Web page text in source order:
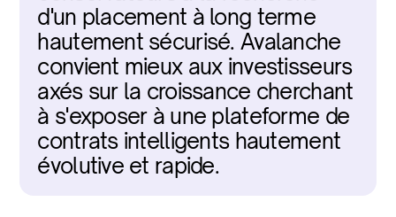
d'un placement à long terme
hautement sécurisé. Avalanche
convient mieux aux investisseurs
axés sur la croissance cherchant
à s'exposer à une plateforme de
contrats intelligents hautement
évolutive et rapide.